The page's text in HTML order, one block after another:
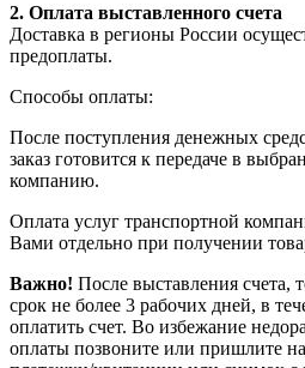
2. Оплата выставленного счета
Доставка в регионы России
предоплаты.
Способы оплаты:
После поступления денежных
заказ готовится к передаче в
компанию.
Оплата услуг транспортной
Вами отдельно при получении
Важно! После выставления счета,
срок не более 3 рабочих дней, в
оплатить счет. Во избежание
оплаты позвоните или пришлите